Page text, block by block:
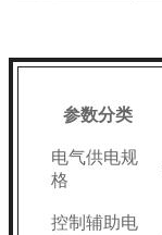
参数分类
电气供电规
格
控制辅助电